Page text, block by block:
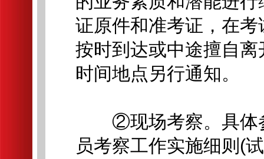
证原件和准考证，在
按时到达或中途擅自
时间地点另行通知。
②现场考察。具体参
员考察工作实施细则(